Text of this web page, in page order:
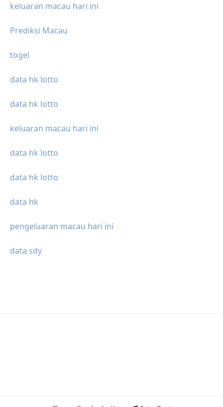
keluaran macau hari ini
Prediksi Macau
togel
data hk lotto
data hk lotto
keluaran macau hari ini
data hk lotto
data hk lotto
data hk
pengeluaran macau hari ini
data sdy